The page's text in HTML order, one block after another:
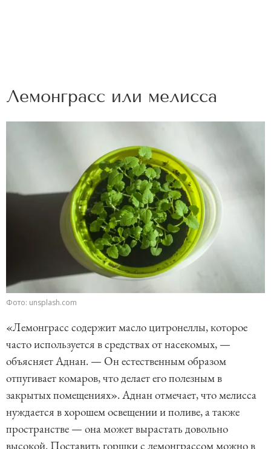
Лемонграсс или мелисса
Фото: unsplash.com
«Лемонграсс содержит масло цитронеллы, которое
часто используется в средствах от насекомых, —
объясняет Аднан. — Он естественным образом
отпугивает комаров, что делает его полезным в
закрытых помещениях». Аднан отмечает, что мелисса
нуждается в хорошем освещении и поливе, а также
пространстве — она может вырастать довольно
высокой. Поставить горшки с лемонграссом можно в